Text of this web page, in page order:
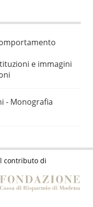
e immagini
- Monografia
contributo di